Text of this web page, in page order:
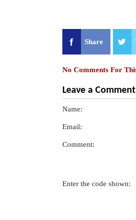
Share
No Comments For
Leave a Comment
Name:
Email:
Comment:
Enter the code shown: